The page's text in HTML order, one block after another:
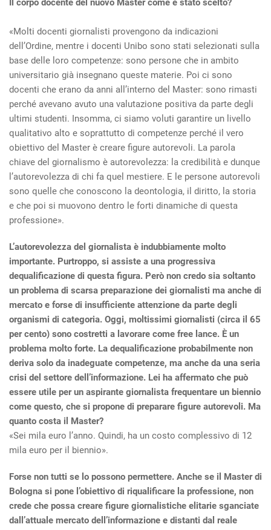
Il corpo docente del nuovo Master come è stato scelto?
«Molti docenti giornalisti provengono da indicazioni
dell’Ordine, mentre i docenti Unibo sono stati selezionati sulla
base delle loro competenze: sono persone che in ambito
universitario già insegnano queste materie. Poi ci sono
docenti che erano da anni all’interno del Master: sono rimasti
perché avevano avuto una valutazione positiva da parte degli
ultimi studenti. Insomma, ci siamo voluti garantire un livello
qualitativo alto e soprattutto di competenze perché il vero
obiettivo del Master è creare figure autorevoli. La parola
chiave del giornalismo è autorevolezza: la credibilità e dunque
l’autorevolezza di chi fa quel mestiere. E le persone autorevoli
sono quelle che conoscono la deontologia, il diritto, la storia
e che poi si muovono dentro le forti dinamiche di questa
professione».
L’autorevolezza del giornalista è indubbiamente molto
importante. Purtroppo, si assiste a una progressiva
dequalificazione di questa figura. Però non credo sia soltanto
un problema di scarsa preparazione dei giornalisti ma anche di
mercato e forse di insufficiente attenzione da parte degli
organismi di categoria. Oggi, moltissimi giornalisti (circa il 65
per cento) sono costretti a lavorare come free lance. È un
problema molto forte. La dequalificazione probabilmente non
deriva solo da inadeguate competenze, ma anche da una seria
crisi del settore dell’informazione. Lei ha affermato che può
essere utile per un aspirante giornalista frequentare un biennio
come questo, che si propone di preparare figure autorevoli. Ma
quanto costa il Master?
«Sei mila euro l’anno. Quindi, ha un costo complessivo di 12
mila euro per il biennio».
Forse non tutti se lo possono permettere. Anche se il Master di
Bologna si pone l’obiettivo di riqualificare la professione, non
crede che possa creare figure giornalistiche elitarie sganciate
dall’attuale mercato dell’informazione e distanti dal reale